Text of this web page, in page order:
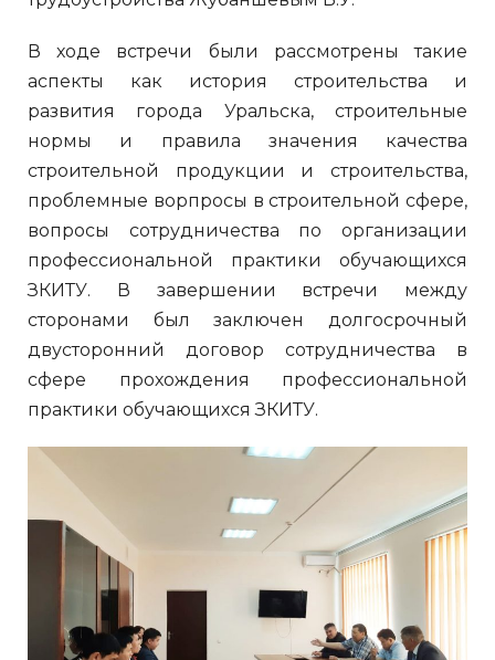
В ходе встречи были рассмотрены такие
аспекты как история строительства и
развития города Уральска, строительные
нормы и правила значения качества
строительной продукции и строительства,
проблемные ворпросы в строительной сфере,
вопросы сотрудничества по организации
профессиональной практики обучающихся
ЗКИТУ. В завершении встречи между
сторонами был заключен долгосрочный
двусторонний договор сотрудничества в
сфере прохождения профессиональной
практики обучающихся ЗКИТУ.